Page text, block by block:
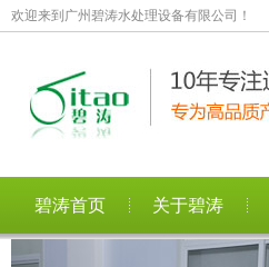
欢迎来到广州碧涛水处理设备有限公司！
碧涛首页 关于碧涛